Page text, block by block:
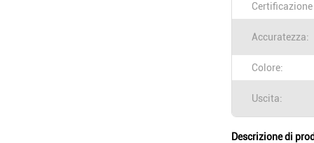
Certificazione
Accuratezza:
Colore:
Uscita:
Descrizione di